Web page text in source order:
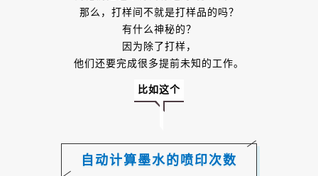
那么，打样间不就是打样品的吗？
有什么神秘的？
因为除了打样，
他们还要完成很多提前未知的工作。
比如这个
自动计算墨水的喷印次数